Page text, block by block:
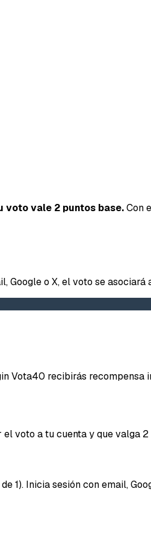
voto vale 2 puntos base.Con
Google o X, el voto se
Vota40 recibirás recompensa
el voto a tu cuenta y que valga 2
1). Inicia sesión con email,